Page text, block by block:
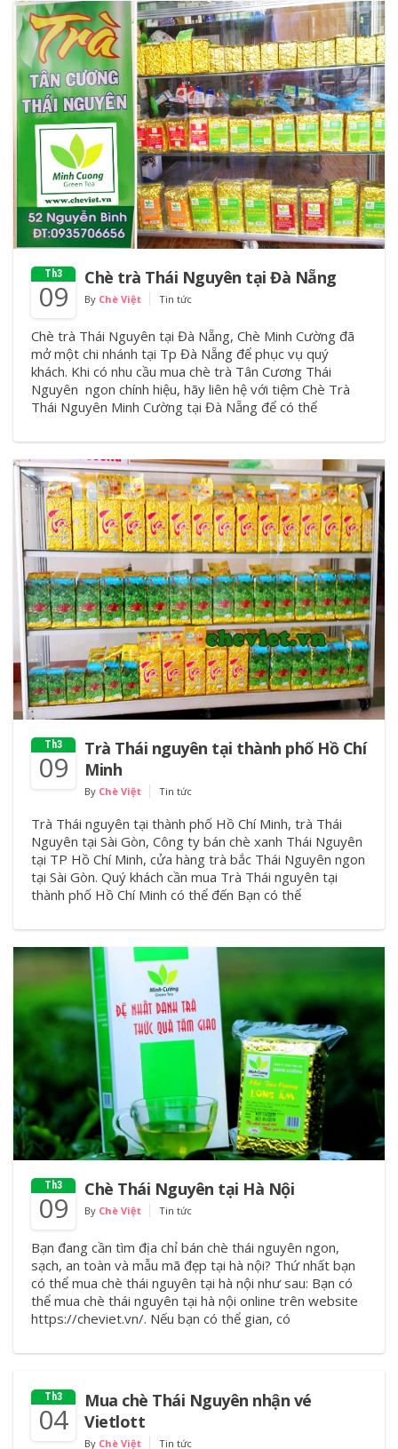
Th3
09
Chè trà Thái Nguyên tại Đà Nẵng
By Chè Việt Tin tức
Chè trà Thái Nguyên tại Đà Nẵng, Chè Minh Cường đã
mở một chi nhánh tại Tp Đà Nẵng để phục vụ quý
khách. Khi có nhu cầu mua chè trà Tân Cương Thái
Nguyên ngon chính hiệu, hãy liên hệ với tiệm Chè Trà
Thái Nguyên Minh Cường tại Đà Nẵng để có thể
Th3
09
Trà Thái nguyên tại thành phố Hồ Chí
Minh
By Chè Việt Tin tức
Trà Thái nguyên tại thành phố Hồ Chí Minh, trà Thái
Nguyên tại Sài Gòn, Công ty bán chè xanh Thái Nguyên
tại TP Hồ Chí Minh, cửa hàng trà bắc Thái Nguyên ngon
tại Sài Gòn. Quý khách cần mua Trà Thái nguyên tại
thành phố Hồ Chí Minh có thể đến Bạn có thể
Th3
09
Chè Thái Nguyên tại Hà Nội
By Chè Việt Tin tức
Bạn đang cần tìm địa chỉ bán chè thái nguyên ngon,
sạch, an toàn và mẫu mã đẹp tại hà nội? Thứ nhất bạn
có thể mua chè thái nguyên tại hà nội như sau: Bạn có
thể mua chè thái nguyên tại hà nội online trên website
https://cheviet.vn/. Nếu bạn có thể gian, có
Th3
04
Mua chè Thái Nguyên nhận vé
Vietlott
By Chè Việt Tin tức